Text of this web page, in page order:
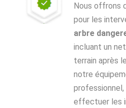
Nous offrons
pour les
arbre
incluant un
terrain après
notre
professionnel,
effectuer les